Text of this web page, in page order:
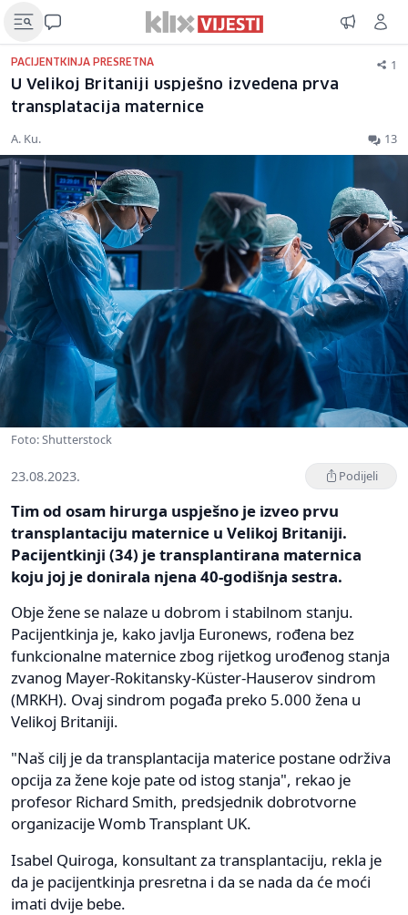
PACIJENTKINJA PRESRETNA 1
U Velikoj Britaniji uspješno izvedena prva
transplatacija maternice
A. Ku. 13
Foto: Shutterstock
23.08.2023. Podijeli
Tim od osam hirurga uspješno je izveo prvu
transplantaciju maternice u Velikoj Britaniji.
Pacijentkinji (34) je transplantirana maternica
koju joj je donirala njena 40-godišnja sestra.
Obje žene se nalaze u dobrom i stabilnom stanju.
Pacijentkinja je, kako javlja Euronews, rođena bez
funkcionalne maternice zbog rijetkog urođenog stanja
zvanog Mayer-Rokitansky-Küster-Hauserov sindrom
(MRKH). Ovaj sindrom pogađa preko 5.000 žena u
Velikoj Britaniji.
"Naš cilj je da transplantacija materice postane održiva
opcija za žene koje pate od istog stanja", rekao je
profesor Richard Smith, predsjednik dobrotvorne
organizacije Womb Transplant UK.
Isabel Quiroga, konsultant za transplantaciju, rekla je
da je pacijentkinja presretna i da se nada da će moći
imati dvije bebe.